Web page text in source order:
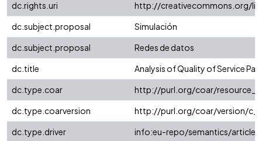
dc.rights.uri
http://creativecommons.org/
dc.subject.proposal
Simulación
dc.subject.proposal
Redes de datos
dc.title
Analysis of Quality of Service
dc.type.coar
http://purl.org/coar/
dc.type.coarversion
http://purl.org/coar/version/
dc.type.driver
info:eu-repo/semantics/article